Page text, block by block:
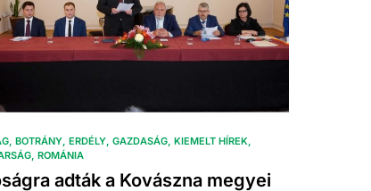
BOTRÁNY ERDÉLY GAZDASÁG KIEMELT HÍREK
ROMÁNIA
adták a Kovászna megyei